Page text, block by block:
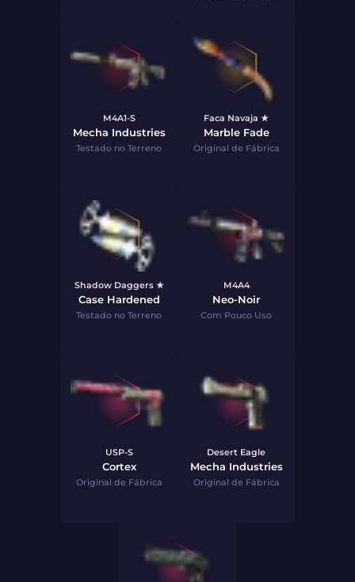
M4A1-S
Mecha Industries
Testado no Terreno
Faca Navaja ★
Marble Fade
Original de Fábrica
Shadow Daggers ★
Case Hardened
Testado no Terreno
M4A4
Neo-Noir
Com Pouco Uso
USP-S
Cortex
Original de Fábrica
Desert Eagle
Mecha Industries
Original de Fábrica